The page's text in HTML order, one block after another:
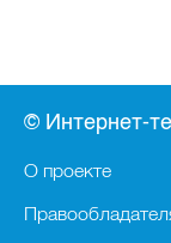
© Интернет-
О проекте